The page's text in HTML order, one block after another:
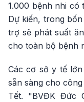
1.000 bệnh nhi có
Dự kiến, trong
trợ sẽ phát suất
cho toàn bộ bệnh
Các cơ sở y tế
sẵn sàng cho
Tết. "BVĐK Đức